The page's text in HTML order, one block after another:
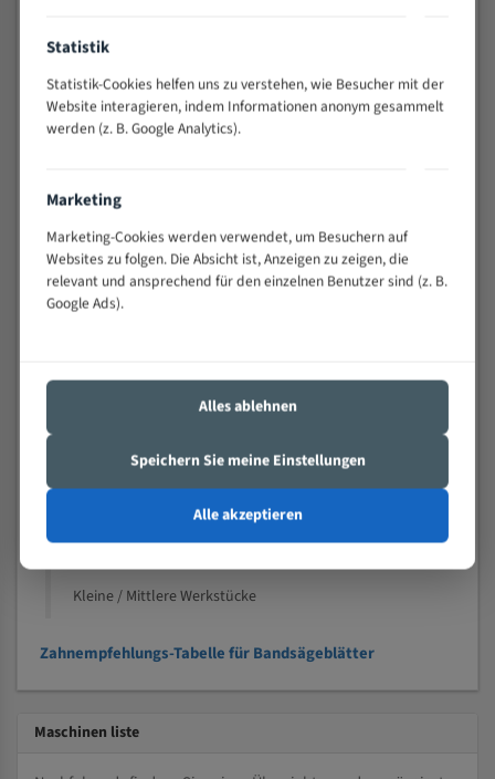
Widerstandsfähig gegen Zahnbruch auch bei
wechselnde Verbindungslängen)
Sehr geringe Vibration
Technische Beschreibung:
Positiver Spanwinkel
Bandkörper aus hochlegiertem Federstahl
Legierte HSS-beschichtete Zahnspitzen
Nichteisenmetalle
Speziell entwickelt für Profile / Rohre
Kleine und mittlere Profile / Kleine Durchmesser
Vollmaterial
Kleine / Mittlere Werkstücke
Zahnempfehlungs-Tabelle für Bandsägeblätter
Maschinen liste
Statistik
Statistik-Cookies helfen uns zu verstehen, wie Besucher mit der
Website interagieren, indem Informationen anonym gesammelt
werden (z. B. Google Analytics).
Marketing
Marketing-Cookies werden verwendet, um Besuchern auf
Websites zu folgen. Die Absicht ist, Anzeigen zu zeigen, die
relevant und ansprechend für den einzelnen Benutzer sind (z. B.
Google Ads).
Alles ablehnen
Speichern Sie meine Einstellungen
Alle akzeptieren